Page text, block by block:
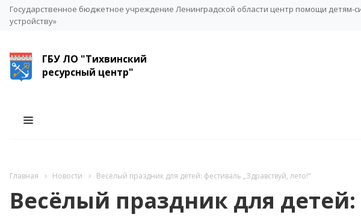
Государственное бюджетное учреждение Ленинградской области центр помощи
устройству»
ГБУ ЛО "Тихвинский
ресурсный центр"
Главная Новости Весёлый праздник для детей: фестиваль „Здравствуй, лето!“
Весёлый праздник для